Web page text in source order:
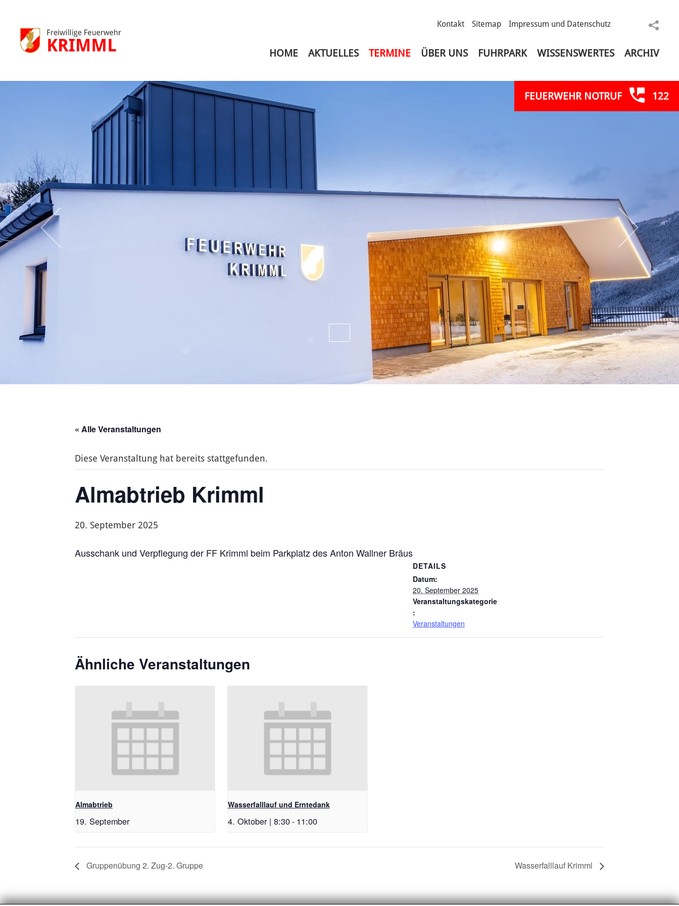
Kontakt Sitemap Impressum und Datenschutz
HOME AKTUELLES TERMINE ÜBER UNS FUHRPARK WISSENSWERTES ARCHIV
FEUERWEHR NOTRUF 122
« Alle Veranstaltungen
Diese Veranstaltung hat bereits stattgefunden.
Almabtrieb Krimml
20. September 2025
Ausschank und Verpflegung der FF Krimml beim Parkplatz des Anton Wallner Bräus
DETAILS
Datum:
20. September 2025
Veranstaltungskategorie
:
Veranstaltungen
Ähnliche Veranstaltungen
Almabtrieb
19. September
Wasserfalllauf und Erntedank
4. Oktober | 8:30- 11:00
Gruppenübung 2. Zug-2. Gruppe Wasserfalllauf Krimml